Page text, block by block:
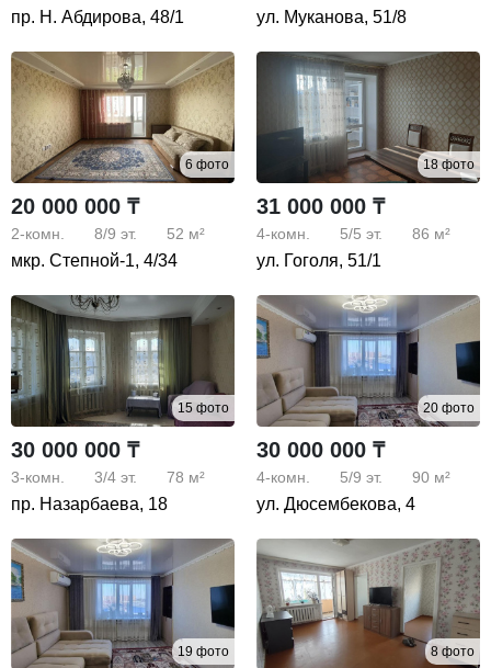
пр. Н. Абдирова, 48/1 ул. Муканова, 51/8
6 фото
20 000 000 ₸
2-комн. 8/9 эт. 52 м²
мкр. Степной-1, 4/34
18 фото
31 000 000 ₸
4-комн. 5/5 эт. 86 м²
ул. Гоголя, 51/1
15 фото
30 000 000 ₸
3-комн. 3/4 эт. 78 м²
пр. Назарбаева, 18
20 фото
30 000 000 ₸
4-комн. 5/9 эт. 90 м²
ул. Дюсембекова, 4
19 фото 8 фото